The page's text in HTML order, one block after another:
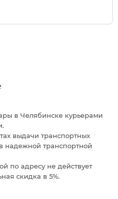
в Челябинске курьерами
выдачи транспортных
надежной транспортной
по адресу не действует
скидка в 5%.